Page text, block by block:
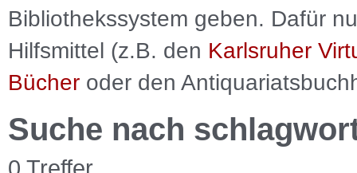
Bibliothekssystem geben. Dafür
Hilfsmittel (z.B. den Karlsruher
Bücher oder den
Suche nach